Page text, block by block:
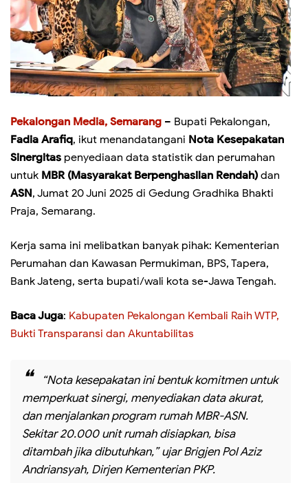
Pekalongan Media, Semarang – Bupati Pekalongan,
Fadia Arafiq, ikut menandatangani Nota Kesepakatan
Sinergitas penyediaan data statistik dan perumahan
untuk MBR (Masyarakat Berpenghasilan Rendah)dan
ASN, Jumat 20 Juni 2025 di Gedung Gradhika Bhakti
Praja, Semarang.
Kerja sama ini melibatkan banyak pihak: Kementerian
Perumahan dan Kawasan Permukiman, BPS, Tapera,
Bank Jateng, serta bupati/wali kota se-Jawa Tengah.
Baca Juga: Kabupaten Pekalongan Kembali Raih WTP,
Bukti Transparansi dan Akuntabilitas
“Nota kesepakatan ini bentuk komitmen untuk
memperkuat sinergi, menyediakan data akurat,
dan menjalankan program rumah MBR-ASN.
Sekitar 20.000 unit rumah disiapkan, bisa
ditambah jika dibutuhkan,” ujar Brigjen Pol Aziz
Andriansyah, Dirjen Kementerian PKP.